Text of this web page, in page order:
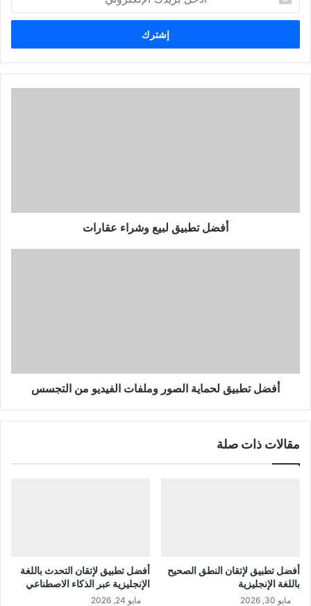
بريدك
الإلكتروني
أفضل تطبيق لبيع وشراء عقارات
أفضل تطبيق لحماية الصور وملفات الفيديو من التجسس
مقالات ذات صلة
أفضل تطبيق لإتقان النطق الصحيح
باللغة الإنجليزية
مايو 30, 2026
أفضل تطبيق لإتقان التحدث باللغة
الإنجليزية عبر الذكاء الاصطناعي
مايو 24, 2026